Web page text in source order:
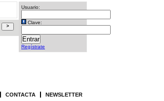
Usuario:
Clave:
Regístrate
CONTACTA NEWSLETTER